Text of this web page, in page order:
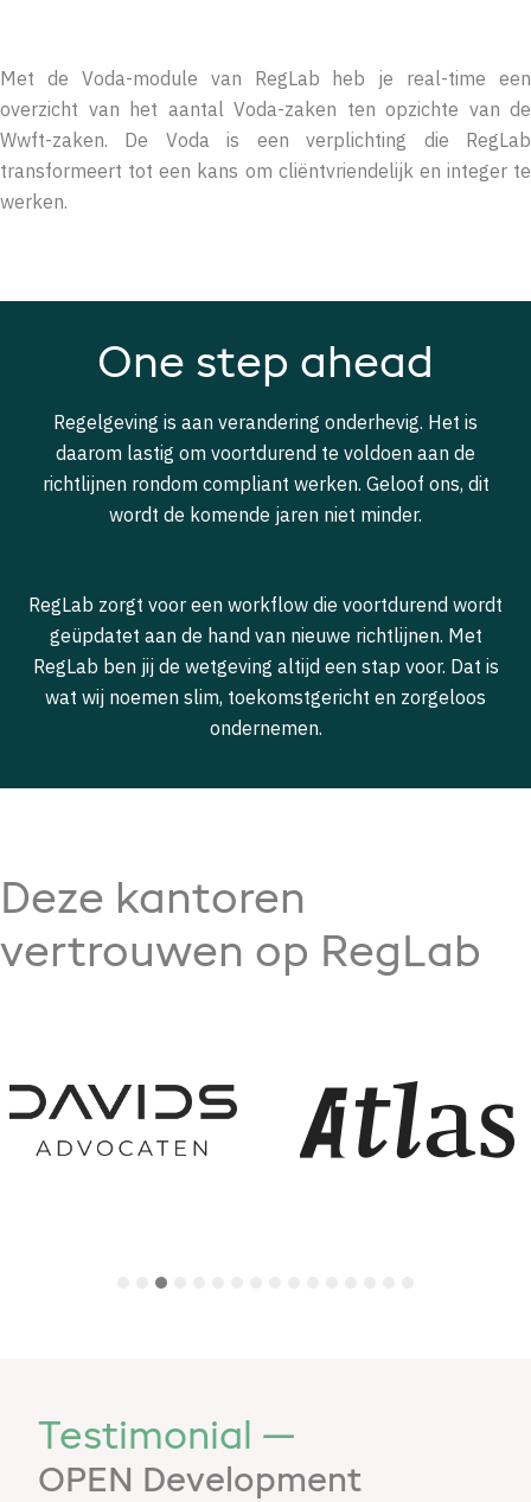
Met de Voda-module van RegLab heb je real-time een
overzicht van het aantal Voda-zaken ten opzichte van de
Wwft-zaken. De Voda is een verplichting die RegLab
transformeert tot een kans om cliëntvriendelijk en integer te
werken.
One step ahead
Regelgeving is aan verandering onderhevig. Het is
daarom lastig om voortdurend te voldoen aan de
richtlijnen rondom compliant werken. Geloof ons, dit
wordt de komende jaren niet minder.
RegLab zorgt voor een workflow die voortdurend wordt
geüpdatet aan de hand van nieuwe richtlijnen. Met
RegLab ben jij de wetgeving altijd een stap voor. Dat is
wat wij noemen slim, toekomstgericht en zorgeloos
ondernemen.
Deze kantoren
vertrouwen op RegLab
Testimonial —
OPEN Development